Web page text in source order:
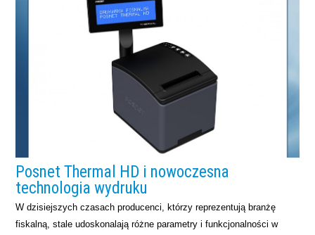
Posnet Thermal HD i nowoczesna
technologia wydruku
W dzisiejszych czasach producenci, którzy reprezentują branżę
fiskalną, stale udoskonalają różne parametry i funkcjonalności w